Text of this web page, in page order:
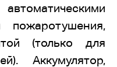
(только для
Аккумулятор,